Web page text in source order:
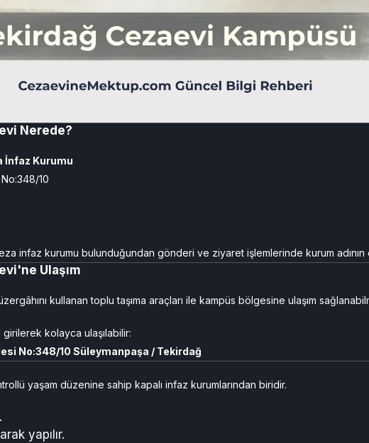
Nerede?
İnfaz Kurumu
10
infaz kurumu bulunduğundan gönderi ve ziyaret işlemlerinde kurum adının
Ulaşım
kullanan toplu taşıma araçları ile kampüs bölgesine ulaşım
kolayca ulaşılabilir:
No:348/10 Süleymanpaşa / Tekirdağ
yaşam düzenine sahip kapalı infaz kurumlarından biridir.
yapılır.